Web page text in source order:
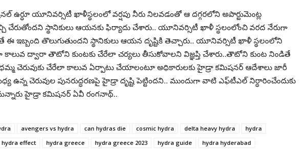
యూనివర్సిటీ ఖాళీస్థ‌లంలో వ‌ర్ష‌పు నీరు నిల‌వ‌డంతో ఆ ద‌గ్గ‌ర‌లోని అపార్టుమెంట్ల
చేరుతోంద‌ని స్థానికులు ఆయనకు ఫిర్యాదు చేశారు.. యూనివ‌ర్సిటీ ఖాళీ స్థ‌లంలోంచి వ‌ర‌ద నేరుగా
ఈ ఇబ్బంది తొలుగుతుంద‌ని స్థానికులు ఆయన దృష్టికి తెచ్చారు.. యూనివ‌ర్సిటీ ఖాళీ స్థ‌లంలోని
కాలువ ద్వారా తౌటోని కుంటకు చేరేలా చ‌ర్య‌లు తీసుకోవాల‌ని విజ్ఞప్తి చేశారు..తౌటోని కుంట నిండితే
చెరువుకు చేరేలా కాలువ ఏర్పాటు చేయాలంటూ అధికారుల‌కు హైడ్రా క‌మిష‌న‌ర్ ఆదేశాలు జారీ
ఉన్న చెరువుల పున‌రుద్ధ‌ర‌ణ‌పై హైడ్రా దృష్టి పెట్టింద‌ని.. ముందుగా వాటి ఎఫ్‌టీఎల్ నిర్ధారించేందుకు
హైడ్రా క‌మిష‌న‌ర్ ఏవీ రంగ‌నాథ్..
avengers vs hydra can hydras die cosmic hydra delta heavy hydra
hydra
hydra effect hydra greece hydra greece 2023 hydra guide
hydra hyderabad